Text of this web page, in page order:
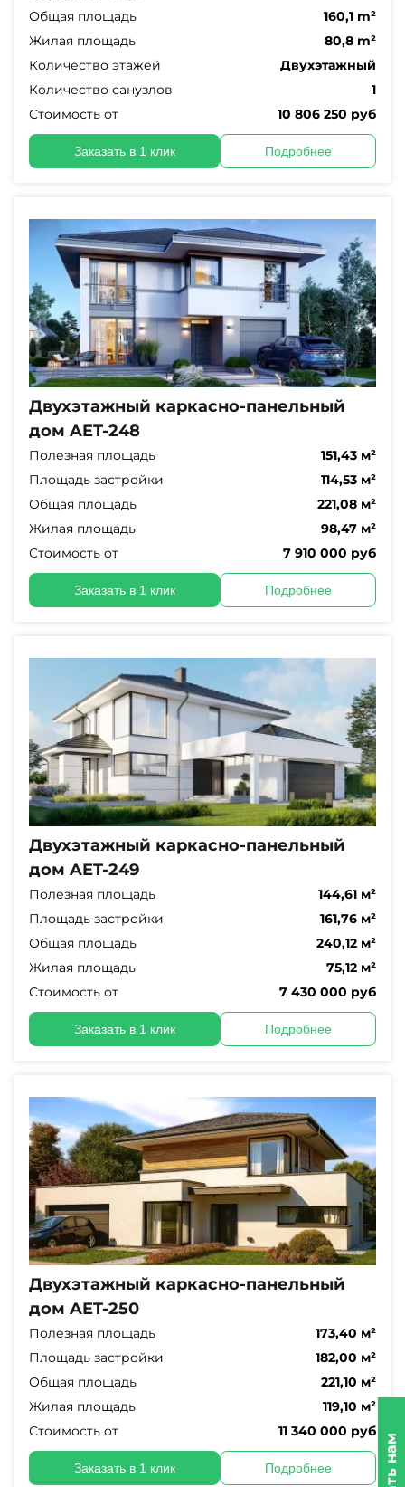
Общая площадь
160,1 m²
Жилая площадь
80,8 m²
Количество этажей
Двухэтажный
Количество санузлов
1
Стоимость от
10 806 250 руб
Заказать в 1 клик Подробнее
Двухэтажный каркасно-панельный
дом AET-248
Полезная площадь
151,43 м²
Площадь застройки
114,53 м²
Общая площадь
221,08 м²
Жилая площадь
98,47 м²
Стоимость от
7 910 000 руб
Заказать в 1 клик Подробнее
Двухэтажный каркасно-панельный
дом AET-249
Полезная площадь
144,61 м²
Площадь застройки
161,76 м²
Общая площадь
240,12 м²
Жилая площадь
75,12 м²
Стоимость от
7 430 000 руб
Заказать в 1 клик Подробнее
Двухэтажный каркасно-панельный
дом AET-250
Полезная площадь
173,40 м²
Площадь застройки
182,00 м²
Общая площадь
221,10 м²
Жилая площадь
119,10 м²
Стоимость от
11 340 000 руб
Заказать в 1 клик Подробнее